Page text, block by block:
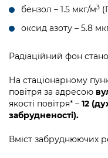
бензол – 1.5 мкг/м3
оксид азоту – 5.8
Радіаційний фон
На стаціонарному
повітря за адресою
якості повітря* – 12
забрудненості).
Вміст забруднюючих